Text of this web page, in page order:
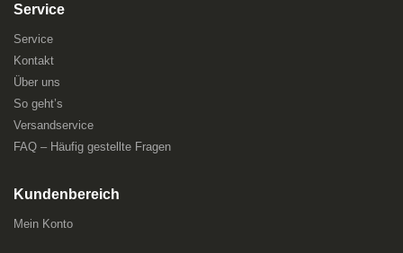
Service
Service
Kontakt
Über uns
So geht’s
Versandservice
FAQ – Häufig gestellte Fragen
Kundenbereich
Mein Konto